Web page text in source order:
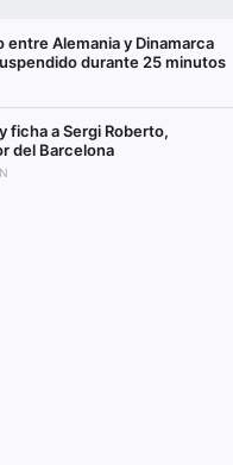
entre Alemania y Dinamarca
durante 25 minutos
ficha a Sergi Roberto,
del Barcelona